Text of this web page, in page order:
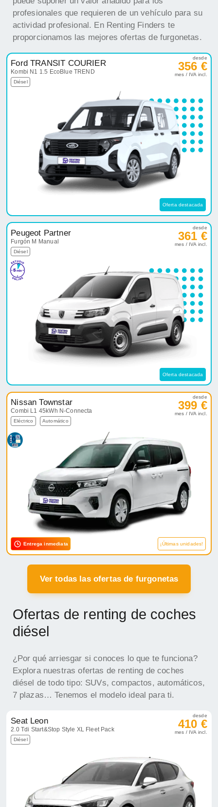
profesionales que requieren de un vehículo para su
actividad profesional. En Renting Finders te
proporcionamos las mejores ofertas de furgonetas.
Ford TRANSIT COURIER
Kombi N1 1.5 EcoBlue TREND
Diésel
desde
356 €
mes / IVA incl.
Oferta destacada
Peugeot Partner
Furgón M Manual
Diésel
desde
361 €
mes / IVA incl.
Oferta destacada
Nissan Townstar
Combi L1 45kWh N-Connecta
Eléctrico Automático
desde
399 €
mes / IVA incl.
Entrega inmediata ¡Últimas unidades!
Ver todas las ofertas de furgonetas
Ofertas de renting de coches
diésel
¿Por qué arriesgar si conoces lo que te funciona?
Explora nuestras ofertas de renting de coches
diésel de todo tipo: SUVs, compactos, automáticos,
7 plazas… Tenemos el modelo ideal para ti.
Seat Leon
2.0 Tdi Start&Stop Style XL Fleet Pack
Diésel
desde
410 €
mes / IVA incl.